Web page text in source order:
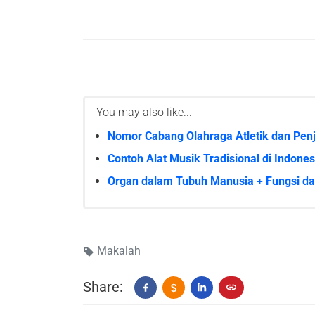
You may also like...
Nomor Cabang Olahraga Atletik dan
Contoh Alat Musik Tradisional di
Organ dalam Tubuh Manusia + Fungsi
Makalah
Share: $